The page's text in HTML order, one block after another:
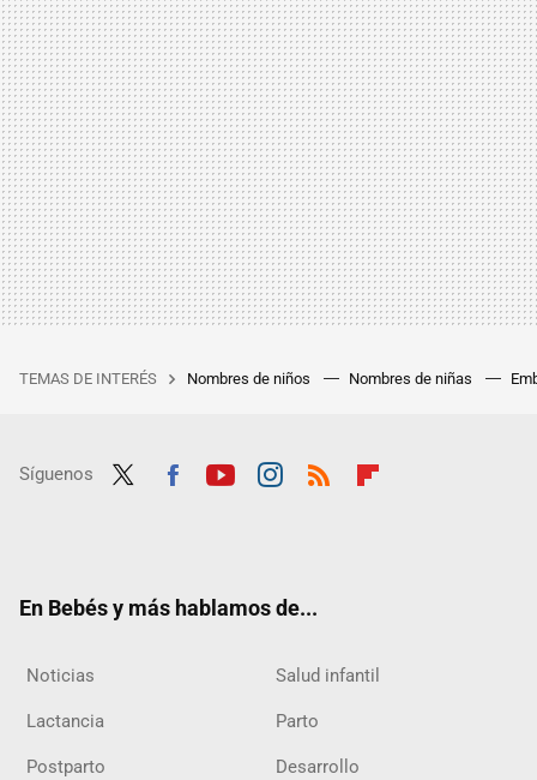
TEMAS DE INTERÉS Nombres de niños Nombres de niñas
Síguenos
En Bebés y más hablamos de...
Noticias Salud infantil
Lactancia Parto
Postparto Desarrollo